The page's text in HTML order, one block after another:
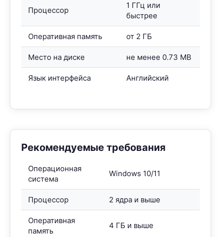
Процессор
1 ГГц или
быстрее
Оперативная память от 2 ГБ
Место на диске не менее 0.73 MB
Язык интерфейса Английский
Рекомендуемые требования
Операционная
система
Windows 10/11
Процессор 2 ядра и выше
Оперативная
память
4 ГБ и выше